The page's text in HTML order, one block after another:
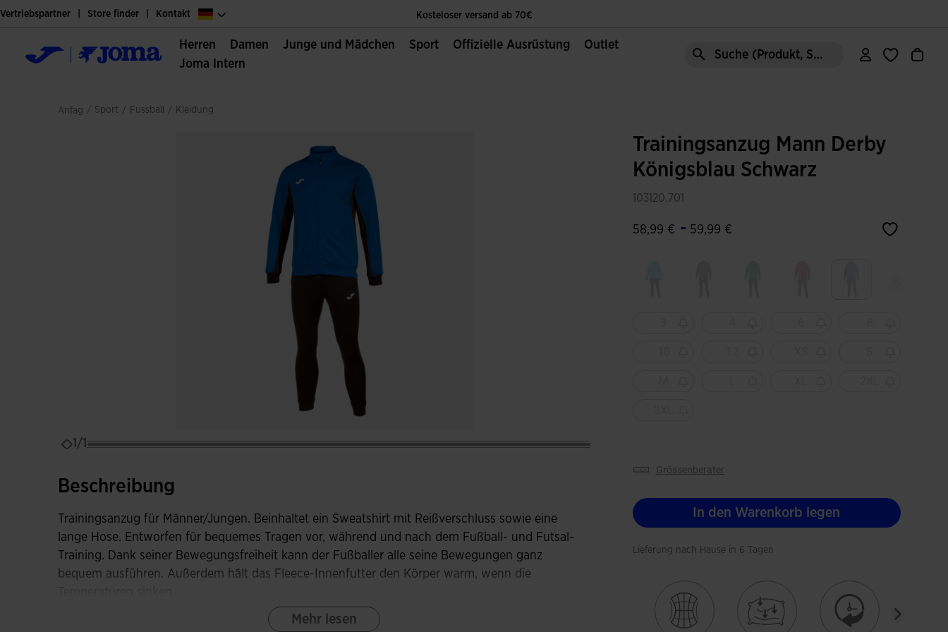
Kosteloser versand ab 70€
Die Einzige Offizielle Website von Joma Sport
Vertriebspartner Store finder Kontakt
Herren Damen Junge und Mädchen Sport Offizielle Ausrüstung
Outlet
Joma Intern
Suche (Produkt, Stil, Bereich, etc.)
Anfag / sport / fussball / kleidung
1/1
Beschreibung
Trainingsanzug für Männer/Jungen. Beinhaltet ein Sweatshirt mit Reißverschluss sowie eine
lange Hose. Entworfen für bequemes Tragen vor, während und nach dem Fußball- und Futsal-
Training. Dank seiner Bewegungsfreiheit kann der Fußballer alle seine Bewegungen ganz
bequem ausführen. Außerdem hält das Fleece-Innenfutter den Körper warm, wenn die
Die Jacke hat einen durchgehenden Reißverschluss und ein Textilbündchen, das verhindert, dass
Mehr lesen
Trainingsanzug Mann Derby
Königsblau Schwarz
103120.701
58,99 € - 59,99 €
grössenberater
In den Warenkorb legen
Lieferung nach Hause in 6 Tagen